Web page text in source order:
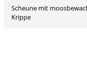
Scheune mit moosbewachsenem Dach, 35x40x40 cm , für 16-17 cm
Krippe